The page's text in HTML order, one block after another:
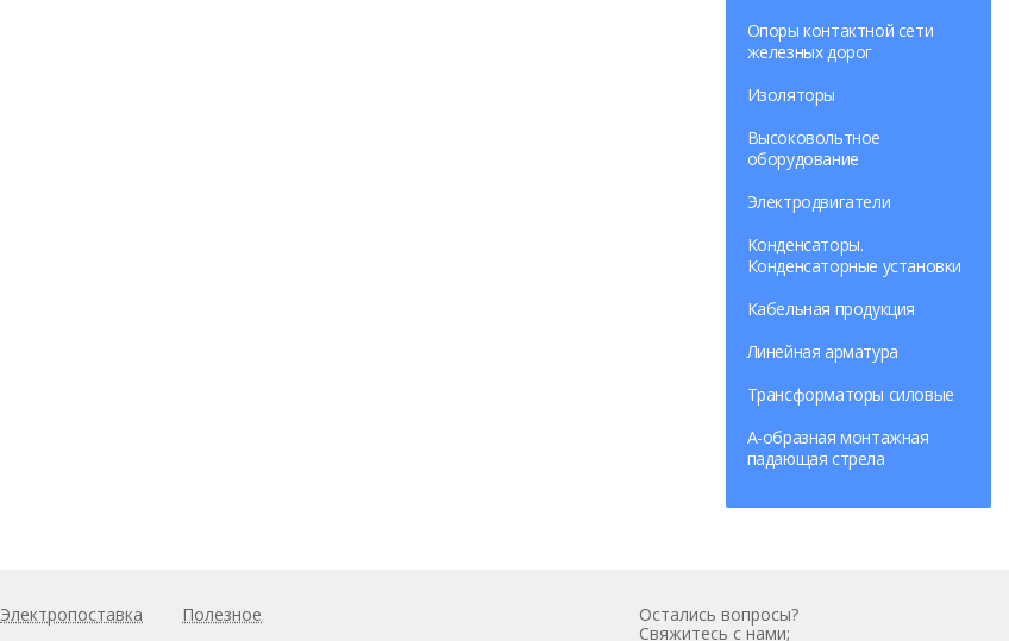
Опоры контактной сети
железных дорог
Изоляторы
Высоковольтное
оборудование
Электродвигатели
Конденсаторы.
Конденсаторные установки
Кабельная продукция
Линейная арматура
Трансформаторы силовые
А-образная монтажная
падающая стрела
Электропоставка Полезное
Остались вопросы?
Свяжитесь с нами;